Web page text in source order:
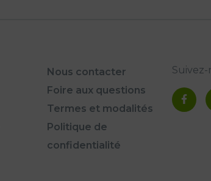
Nous contacter
Foire aux questions
Termes et modalités
Politique de
confidentialité
Suivez-